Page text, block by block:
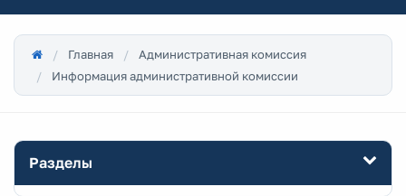
Главная
Административная комиссия
Информация административной комиссии
Разделы